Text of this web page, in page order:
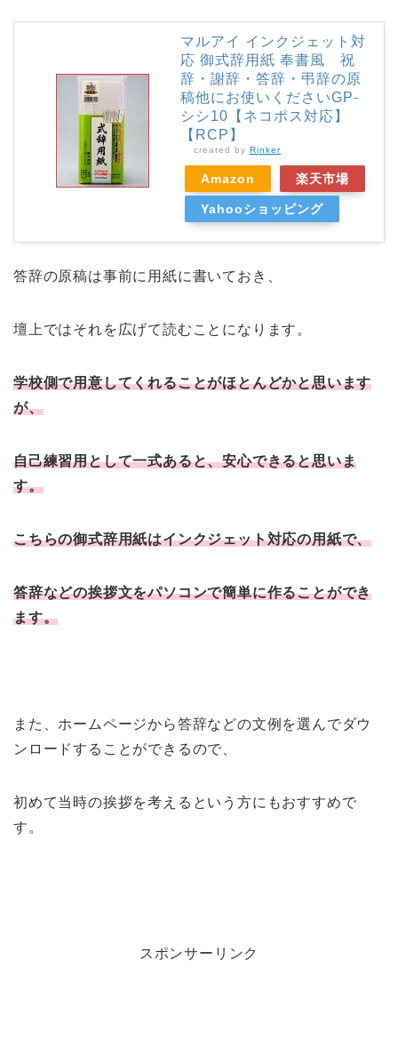
マルアイ インクジェット対
応 御式辞用紙 奉書風 祝
辞・謝辞・答辞・弔辞の原
稿他にお使いくださいGP-
シシ10【ネコポス対応】
【RCP】
created by Rinker
Amazon 楽天市場
Yahooショッピング
答辞の原稿は事前に用紙に書いておき、
壇上ではそれを広げて読むことになります。
学校側で用意してくれることがほとんどかと思います
が、
自己練習用として一式あると、安心できると思いま
す。
こちらの御式辞用紙はインクジェット対応の用紙で、
答辞などの挨拶文をパソコンで簡単に作ることができ
ます。
また、ホームページから答辞などの文例を選んでダウ
ンロードすることができるので、
初めて当時の挨拶を考えるという方にもおすすめで
す。
スポンサーリンク